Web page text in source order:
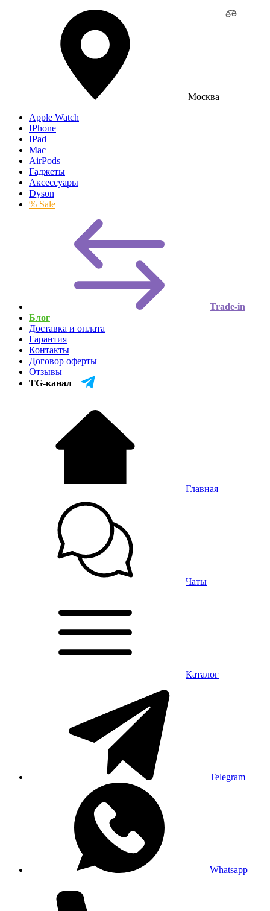
Москва
Apple Watch
IPhone
IPad
Mac
AirPods
Гаджеты
Аксессуары
Dyson
% Sale
Trade-in
Блог
Доставка и оплата
Гарантия
Контакты
Договор оферты
Отзывы
TG-канал
Главная
Чаты
Каталог
Telegram
Whatsapp